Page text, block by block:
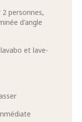
personnes,
d'angle
et lave-